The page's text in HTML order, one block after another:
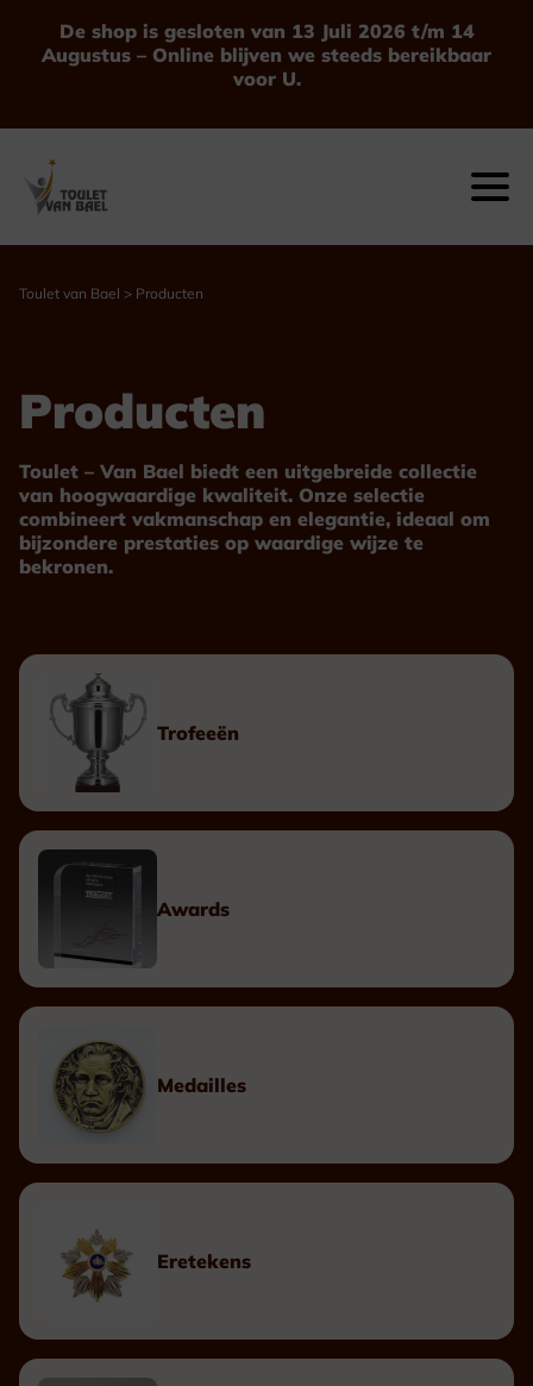
De shop is gesloten van 13 Juli 2026 t/m 14
Augustus – Online blijven we steeds bereikbaar
voor U.
Toulet van Bael > Producten
Producten
Toulet – Van Bael biedt een uitgebreide collectie
van hoogwaardige kwaliteit. Onze selectie
combineert vakmanschap en elegantie, ideaal om
bijzondere prestaties op waardige wijze te
bekronen.
Trofeeën
Awards
Medailles
Eretekens